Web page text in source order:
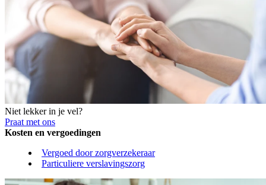
Niet lekker in je vel?
Praat met ons
Kosten en vergoedingen
Vergoed door zorgverzekeraar
Particuliere verslavingszorg